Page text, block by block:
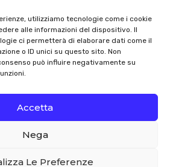
utilizziamo tecnologie come i cookie
alle informazioni del dispositivo. Il
ci permetterà di elaborare dati come il
o ID unici su questo sito. Non
può influire negativamente su
Accetta
Nega
Le Preferenze
rights reserved |Assistance |